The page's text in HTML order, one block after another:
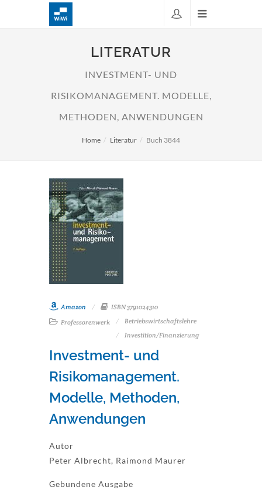
LITERATUR
INVESTMENT- UND
RISIKOMANAGEMENT. MODELLE,
METHODEN, ANWENDUNGEN
Home Literatur Buch 3844
Amazon
ISBN 3791024310
Professorenwerk
Betriebswirtschaftslehre
Investition/Finanzierung
Investment- und
Risikomanagement.
Modelle, Methoden,
Anwendungen
Autor
Peter Albrecht, Raimond Maurer
Gebundene Ausgabe